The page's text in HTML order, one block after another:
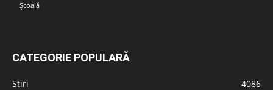
Școală
CATEGORIE POPULARĂ
Stiri
4086